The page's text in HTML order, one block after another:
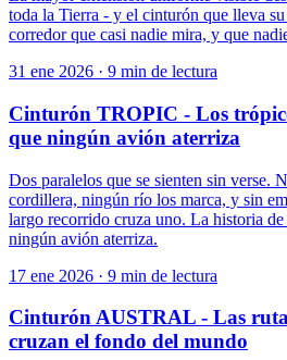
toda la Tierra - y el cinturón que lleva
corredor que casi nadie mira, y que
31 ene 2026 · 9 min de lectura
Cinturón TROPIC - Los
que ningún avión aterriza
Dos paralelos que se sienten sin verse.
cordillera, ningún río los marca, y sin
largo recorrido cruza uno. La historia
ningún avión aterriza.
17 ene 2026 · 9 min de lectura
Cinturón AUSTRAL - Las
cruzan el fondo del mundo